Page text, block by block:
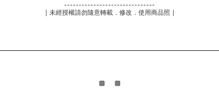
-------------------------------
| 未經授權請勿隨意轉載．修改．使用商品照 |